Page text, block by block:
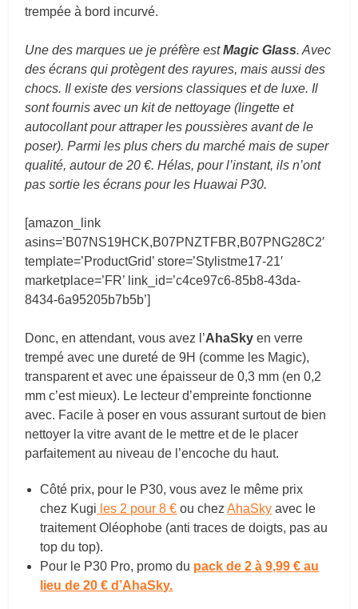
trempée à bord incurvé.
Une des marques ue je préfère estMagic Glass. Avec
des écrans qui protègent des rayures, mais aussi des
chocs. Il existe des versions classiques et de luxe. Il
sont fournis avec un kit de nettoyage (lingette et
autocollant pour attraper les poussières avant de le
poser). Parmi les plus chers du marché mais de super
qualité, autour de 20 €. Hélas, pour l’instant, ils n’ont
pas sortie les écrans pour les Huawai P30.
[amazon_link
asins=’B07NS19HCK,B07PNZTFBR,B07PNG28C2′
template=’ProductGrid’ store=’Stylistme17-21′
marketplace=’FR’ link_id=’c4ce97c6-85b8-43da-
8434-6a95205b7b5b’]
Donc, en attendant, vous avez l’AhaSky en verre
trempé avec une dureté de 9H (comme les Magic),
transparent et avec une épaisseur de 0,3 mm (en 0,2
mm c’est mieux). Le lecteur d’empreinte fonctionne
avec. Facile à poser en vous assurant surtout de bien
nettoyer la vitre avant de le mettre et de le placer
parfaitement au niveau de l’encoche du haut.
Côté prix, pour le P30, vous avez le même prix
chez Kugi les 2 pour 8 € ou chezAhaSky avec le
traitement Oléophobe (anti traces de doigts, pas au
top du top).
Pour le P30 Pro, promo du pack de 2 à 9,99 € au
lieu de 20 € d’AhaSky.